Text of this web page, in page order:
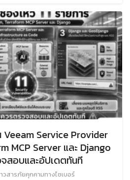
Veeam Service Provider
MCP Server และ Django
สอบและอัปเดตทันที
วสารภัยคุกคามทางไซเบอร์